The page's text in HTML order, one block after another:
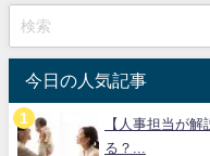
今日の人気記事
【人事担当が
る？...